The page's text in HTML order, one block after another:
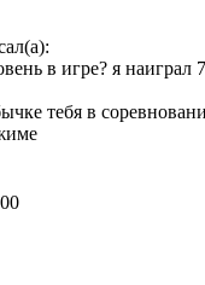
в игре? я наиграл
тебя в